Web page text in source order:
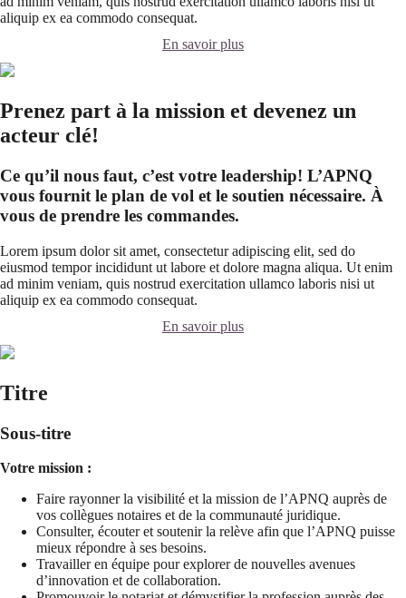
aliquip ex ea commodo consequat.
En savoir plus
Prenez part à la mission et devenez un
acteur clé!
Ce qu’il nous faut, c’est votre leadership! L’APNQ
vous fournit le plan de vol et le soutien nécessaire. À
vous de prendre les commandes.
Lorem ipsum dolor sit amet, consectetur adipiscing elit, sed do
eiusmod tempor incididunt ut labore et dolore magna aliqua. Ut enim
ad minim veniam, quis nostrud exercitation ullamco laboris nisi ut
aliquip ex ea commodo consequat.
En savoir plus
Titre
Sous-titre
Votre mission :
Faire rayonner la visibilité et la mission de l’APNQ auprès de
vos collègues notaires et de la communauté juridique.
Consulter, écouter et soutenir la relève afin que l’APNQ puisse
mieux répondre à ses besoins.
Travailler en équipe pour explorer de nouvelles avenues
d’innovation et de collaboration.